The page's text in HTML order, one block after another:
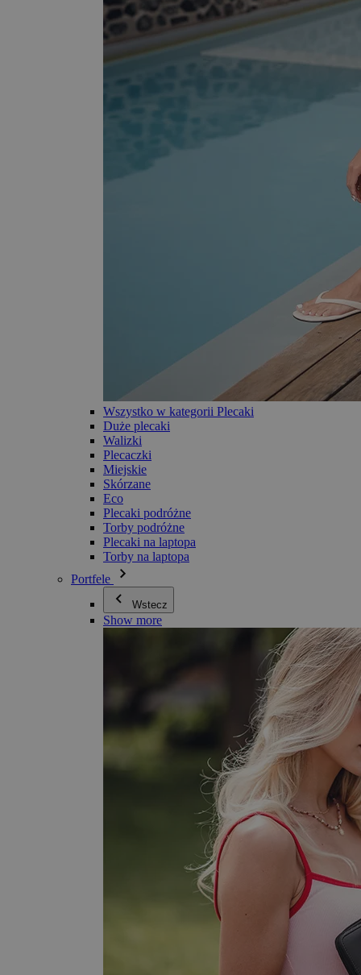
Wszystko w kategorii Plecaki
Duże plecaki
Walizki
Plecaczki
Miejskie
Skórzane
Eco
Plecaki podróżne
Torby podróżne
Plecaki na laptopa
Torby na laptopa
Portfele
Wstecz
Show more